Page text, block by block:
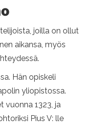
joilla on ollut
aikansa, myös
Hän opiskeli
yliopistossa.
vuonna 1323, ja
Pius V: lle